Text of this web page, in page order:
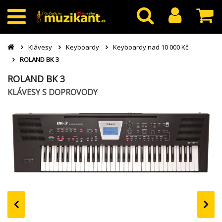
Klávesy Keyboardy
Keyboardy nad 10 000 Kč
ROLAND BK 3
ROLAND BK 3
KLÁVESY S DOPROVODY